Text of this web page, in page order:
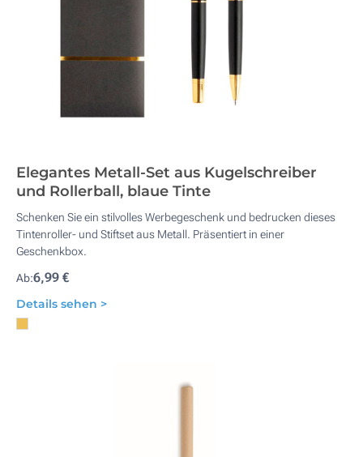
Elegantes Metall-Set aus Kugelschreiber
und Rollerball, blaue Tinte
Schenken Sie ein stilvolles Werbegeschenk und bedrucken dieses
Tintenroller- und Stiftset aus Metall. Präsentiert in einer
Geschenkbox.
Ab:6,99 €
Details sehen >